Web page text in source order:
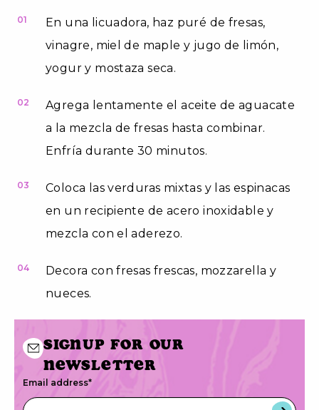
01
En una licuadora, haz puré de fresas,
vinagre, miel de maple y jugo de limón,
yogur y mostaza seca.
02
Agrega lentamente el aceite de aguacate
a la mezcla de fresas hasta combinar.
Enfría durante 30 minutos.
03
Coloca las verduras mixtas y las espinacas
en un recipiente de acero inoxidable y
mezcla con el aderezo.
04
Decora con fresas frescas, mozzarella y
nueces.
Signup for our
newsletter
Email address*